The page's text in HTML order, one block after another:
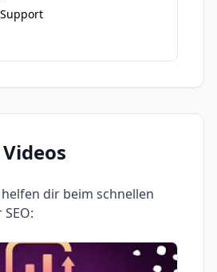
Videos
dir beim schnellen
: